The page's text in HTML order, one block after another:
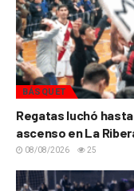
BÁSQUET
Regatas luchó
ascenso en La
08/08/2026 25